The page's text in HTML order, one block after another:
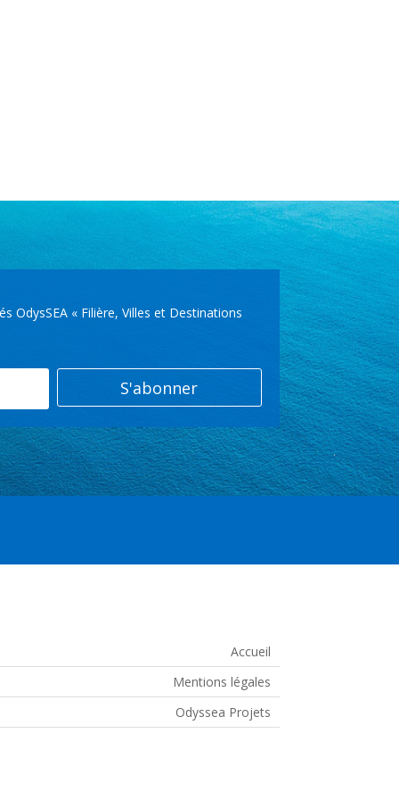
OdysSEA « Filière, Villes et Destinations
S'abonner
Accueil
Mentions légales
Odyssea Projets